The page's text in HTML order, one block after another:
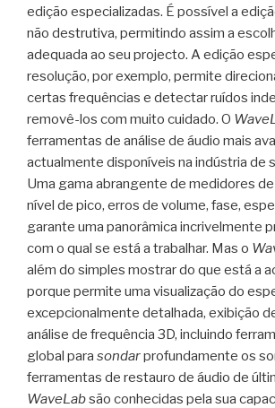
edição especializadas. É possível a
não destrutiva, permitindo assim a
adequada ao seu projecto. A edição
resolução, por exemplo, permite
certas frequências e detectar ruídos
removê-los com muito cuidado. O
ferramentas de análise de áudio mais
actualmente disponíveis na indústria de
Uma gama abrangente de medidores de
nível de pico, erros de volume, fase,
garante uma panorâmica incrivelmente
com o qual se está a trabalhar. Mas o
além do simples mostrar do que está a
porque permite uma visualização do
excepcionalmente detalhada, exibição
análise de frequência 3D, incluindo
global para sondarprofundamente os
ferramentas de restauro de áudio de
WaveLabsão conhecidas pela sua